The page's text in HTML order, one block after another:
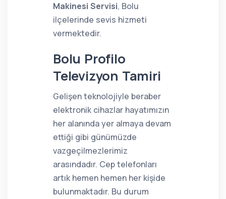
Makinesi Servisi, Bolu
ilçelerinde sevis hizmeti
vermektedir.
Bolu Profilo
Televizyon Tamiri
Gelişen teknolojiyle beraber
elektronik cihazlar hayatımızın
her alanında yer almaya devam
ettiği gibi günümüzde
vazgeçilmezlerimiz
arasındadır. Cep telefonları
artık hemen hemen her kişide
bulunmaktadır. Bu durum